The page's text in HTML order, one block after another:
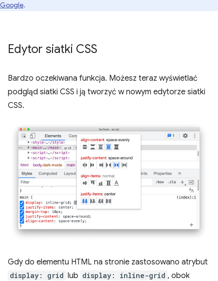
Google.
Edytor siatki CSS
Bardzo oczekiwana funkcja. Możesz teraz wyświetlać
podgląd siatki CSS i ją tworzyć w nowym edytorze siatki
CSS.
Gdy do elementu HTML na stronie zastosowano atrybut
display: grid lub display: inline-grid , obok